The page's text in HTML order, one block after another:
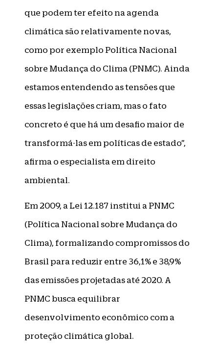
que podem ter efeito na agenda
climática são relativamente novas,
como por exemplo Política Nacional
sobre Mudança do Clima (PNMC). Ainda
estamos entendendo as tensões que
essas legislações criam, mas o fato
concreto é que há um desafio maior de
transformá-las em políticas de estado”,
afirma o especialista em direito
ambiental.
Em 2009, a Lei 12.187 institui a PNMC
(Política Nacional sobre Mudança do
Clima), formalizando compromissos do
Brasil para reduzir entre 36,1% e 38,9%
das emissões projetadas até 2020. A
PNMC busca equilibrar
desenvolvimento econômico com a
proteção climática global.